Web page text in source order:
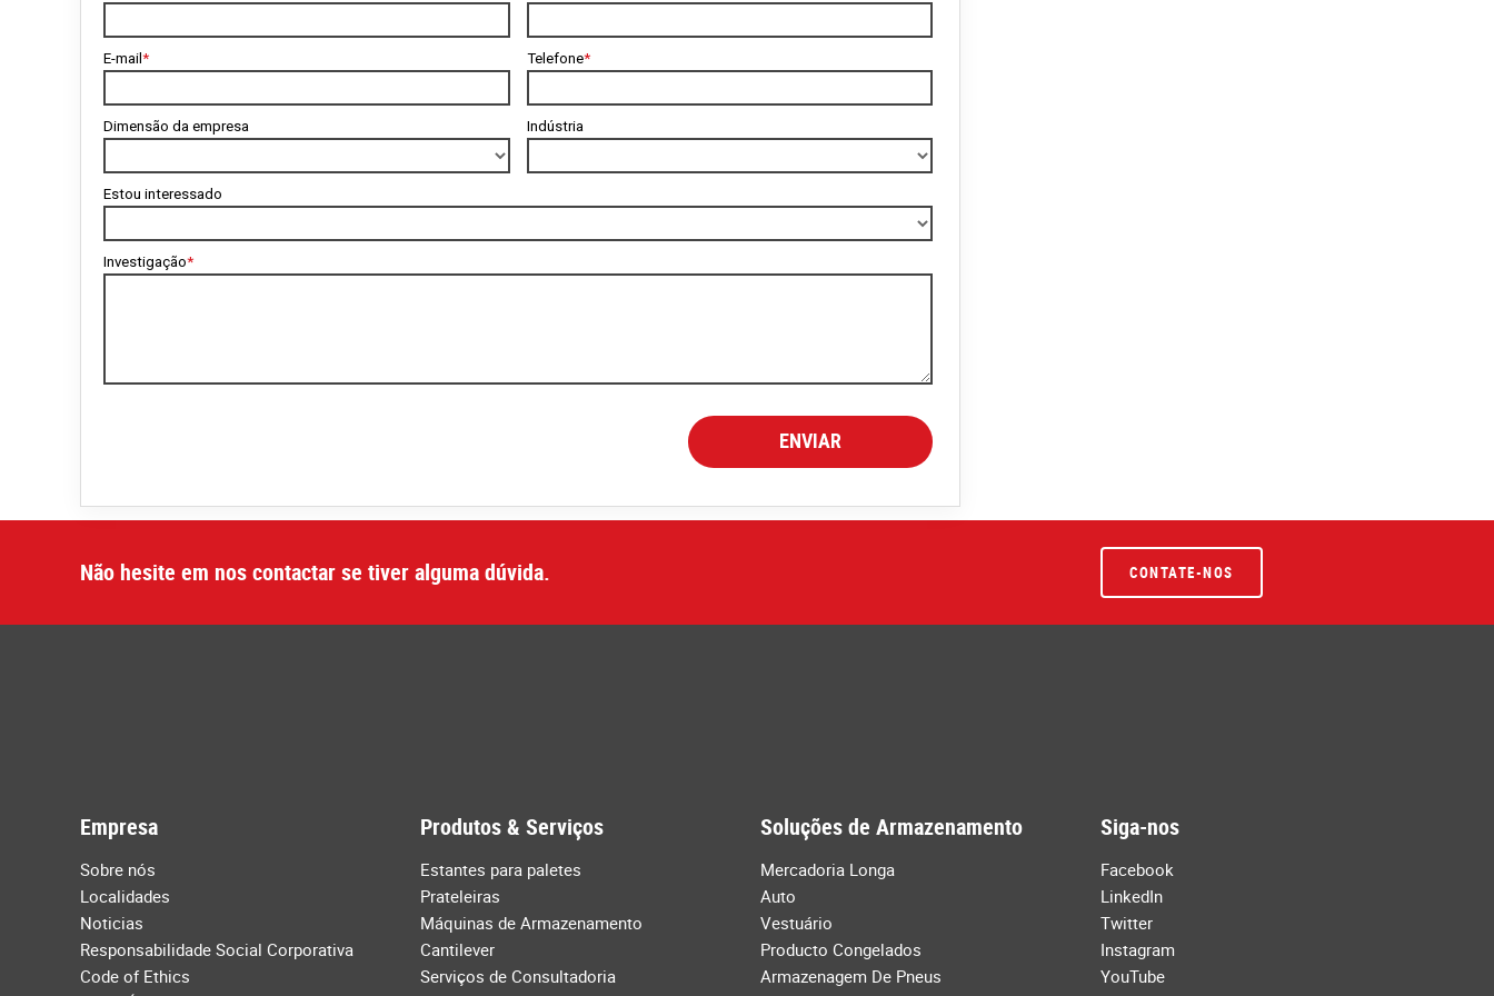
Não hesite em nos contactar se tiver alguma dúvida. CONTATE-NOS
Empresa
Sobre nós
Localidades
Noticias
Responsabilidade Social Corporativa
Code of Ethics
Produtos & Serviços
Estantes para paletes
Prateleiras
Máquinas de Armazenamento
Cantilever
Serviços de Consultadoria
Soluções de Armazenamento
Mercadoria Longa
Auto
Vestuário
Producto Congelados
Armazenagem De Pneus
Siga-nos
Facebook
LinkedIn
Twitter
Instagram
YouTube